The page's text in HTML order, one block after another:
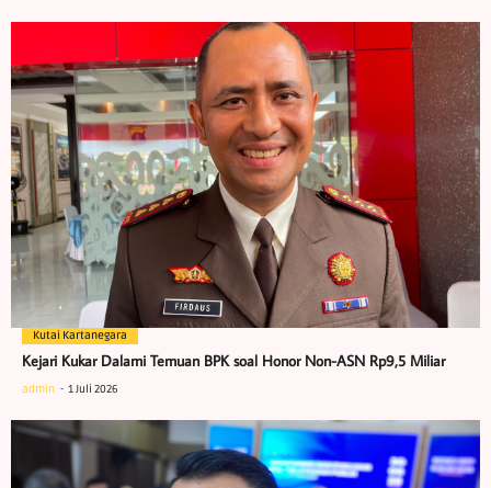
Kutai Kartanegara
Kejari Kukar Dalami Temuan BPK soal Honor Non-ASN Rp9,5 Miliar
admin 1 Juli 2026